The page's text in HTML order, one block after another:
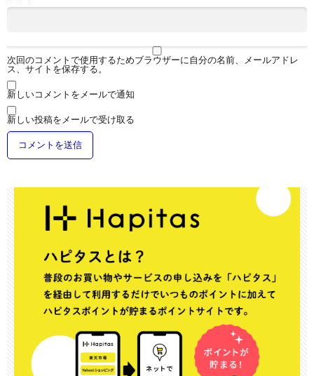
次回のコメントで使用するためブラウザーに自分の名前、メールアドレ
ス、サイトを保存する。
新しいコメントをメールで通知
新しい投稿をメールで受け取る